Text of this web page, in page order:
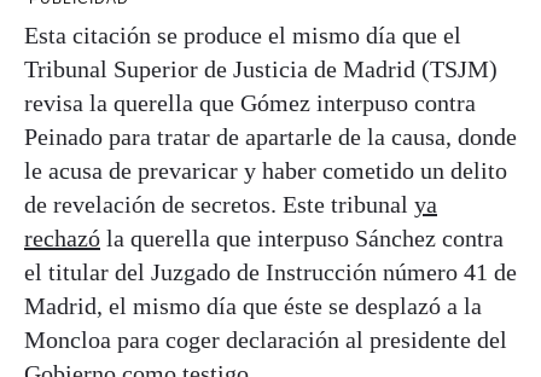
Esta citación se produce el mismo día que el
Tribunal Superior de Justicia de Madrid (TSJM)
revisa la querella que Gómez interpuso contra
Peinado para tratar de apartarle de la causa, donde
le acusa de prevaricar y haber cometido un delito
de revelación de secretos. Este tribunal ya
rechazó la querella que interpuso Sánchez contra
el titular del Juzgado de Instrucción número 41 de
Madrid, el mismo día que éste se desplazó a la
Moncloa para coger declaración al presidente del